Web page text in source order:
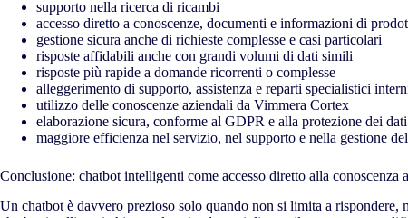
supporto nella ricerca di ricambi
accesso diretto a conoscenze, documenti e informazioni di
gestione sicura anche di richieste complesse e casi particolari
risposte affidabili anche con grandi volumi di dati simili
risposte più rapide a domande ricorrenti o complesse
alleggerimento di supporto, assistenza e reparti specialistici
utilizzo delle conoscenze aziendali da Vimmera Cortex
elaborazione sicura, conforme al GDPR e alla protezione dei dati
maggiore efficienza nel servizio, nel supporto e nella gestione
Conclusione: chatbot intelligenti come accesso diretto alla conoscenza
Un chatbot è davvero prezioso solo quando non si limita a